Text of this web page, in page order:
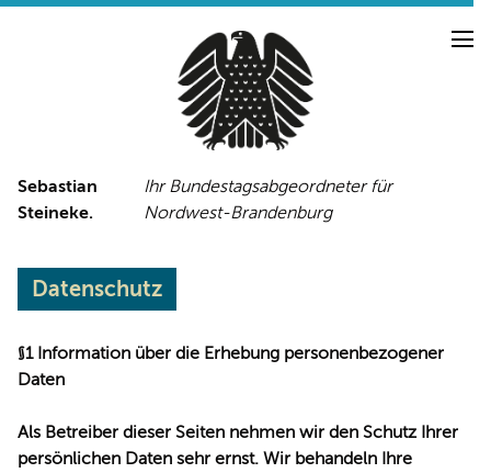
Sebastian
Steineke.
Ihr Bundestagsabgeordneter für
Nordwest-Brandenburg
NEUIGKEITEN
LINKS
FACEBOOK-SEITE
Datenschutz
§1 Information über die Erhebung personenbezogener
Daten
Als Betreiber dieser Seiten nehmen wir den Schutz Ihrer
persönlichen Daten sehr ernst. Wir behandeln Ihre